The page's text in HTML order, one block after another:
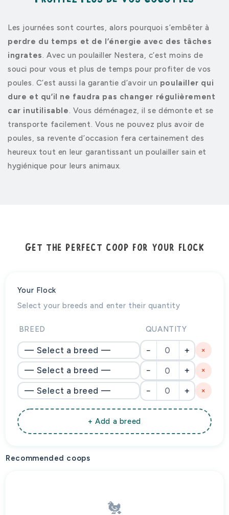
Les journées sont courtes, alors pourquoi s’embêter à
perdre du temps et de l’énergie avec des tâches
ingrates. Avec un poulailler Nestera, c’est moins de
souci pour vous et plus de temps pour profiter de vos
poules. C’est aussi la garantie d’avoir un poulailler qui
dure et qu’il ne faudra pas changer régulièrement
car inutilisable. Vous déménagez, il se démonte et se
transporte facilement. Vous ne pouvez plus avoir de
poules, sa revente d’occasion fera certainement des
heureux tout en leur garantissant un poulailler sain et
hygiénique pour leurs animaux.
Get the perfect coop for your flock
Your Flock
Select your breeds and enter their quantity
BREED QUANTITY
− + ×
− + ×
− + ×
+ Add a breed
Recommended coops
🐔